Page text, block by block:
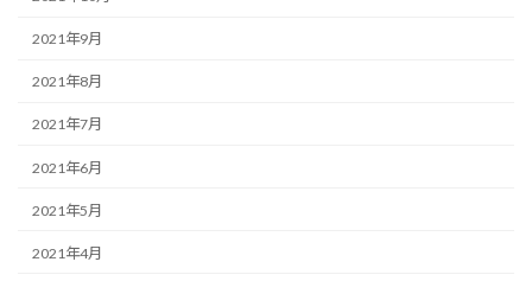
2021年9月
2021年8月
2021年7月
2021年6月
2021年5月
2021年4月